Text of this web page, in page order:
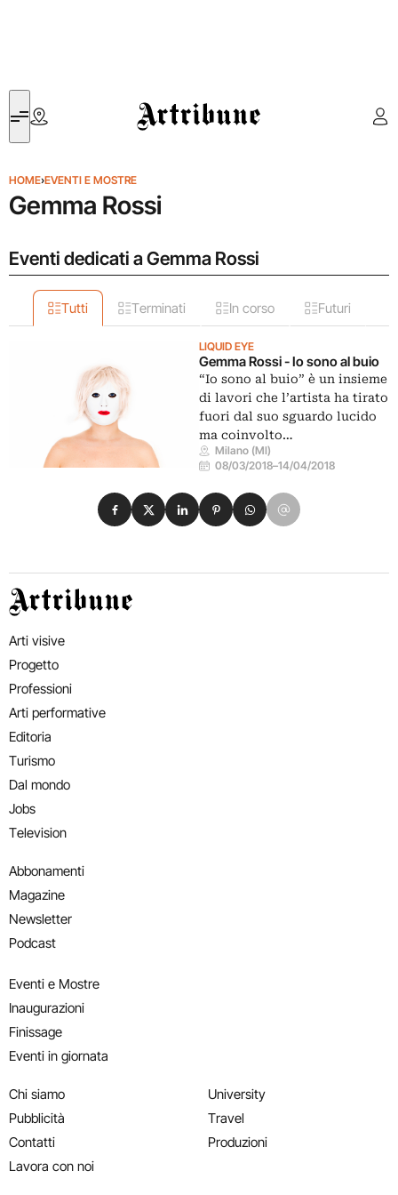
Artribune
HOME›EVENTI E MOSTRE
Gemma Rossi
Eventi dedicati a Gemma Rossi
Tutti Terminati In corso Futuri
LIQUID EYE
Gemma Rossi - Io sono al buio
“Io sono al buio” è un insieme
di lavori che l’artista ha tirato
fuori dal suo sguardo lucido
ma coinvolto…
Milano (MI)
08/03/2018–14/04/2018
Condividi su Facebook
Condividi su X
Condividi su LinkedIn
Condividi su Pinterest
Condividi su WhatsApp
Condividi su Email
Artribune
Arti visive
Progetto
Professioni
Arti performative
Editoria
Turismo
Dal mondo
Jobs
Television
Abbonamenti
Magazine
Newsletter
Podcast
Eventi e Mostre
Inaugurazioni
Finissage
Eventi in giornata
Chi siamo
Pubblicità
Contatti
Lavora con noi
University
Travel
Produzioni